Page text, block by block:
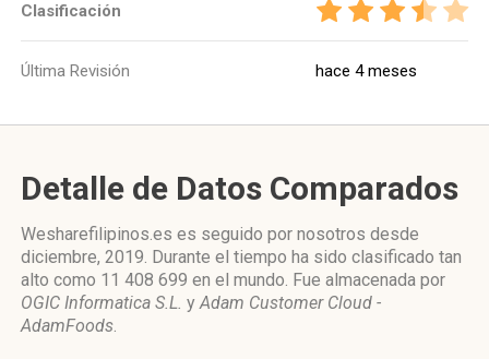
Clasificación
Última Revisión hace 4 meses
Detalle de Datos Comparados
Wesharefilipinos.es es seguido por nosotros desde
diciembre, 2019. Durante el tiempo ha sido clasificado tan
alto como 11 408 699 en el mundo. Fue almacenada por
OGIC Informatica S.L. yAdam Customer Cloud -
AdamFoods.